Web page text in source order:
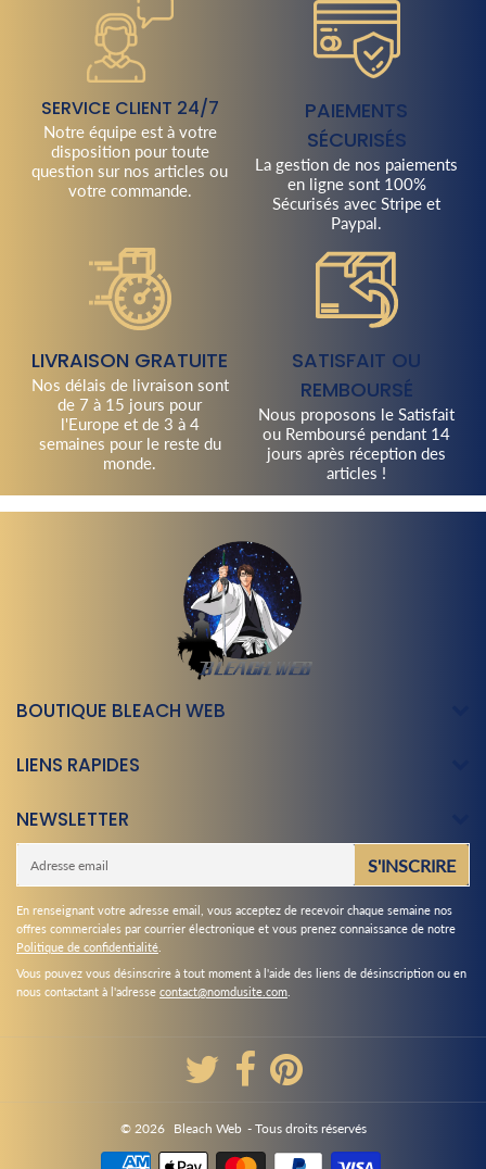
SERVICE CLIENT 24/7
Notre équipe est à votre
disposition pour toute
question sur nos articles ou
votre commande.
PAIEMENTS
SÉCURISÉS
La gestion de nos paiements
en ligne sont 100%
Sécurisés avec Stripe et
Paypal.
LIVRAISON GRATUITE
Nos délais de livraison sont
de 7 à 15 jours pour
l'Europe et de 3 à 4
semaines pour le reste du
monde.
SATISFAIT OU
REMBOURSÉ
Nous proposons le Satisfait
ou Remboursé pendant 14
jours après réception des
articles !
BOUTIQUE BLEACH WEB
LIENS RAPIDES
NEWSLETTER
mail
S'INSCRIRE
En renseignant votre adresse email, vous acceptez de recevoir chaque semaine nos
offres commerciales par courrier électronique et vous prenez connaissance de notre
Politique de confidentialité
Vous pouvez vous désinscrire à tout moment à l'aide des liens de désinscription ou en
nous contactant à l'adresse contact@nomdusite.com
© 2026 Bleach Web - Tous droits réservés